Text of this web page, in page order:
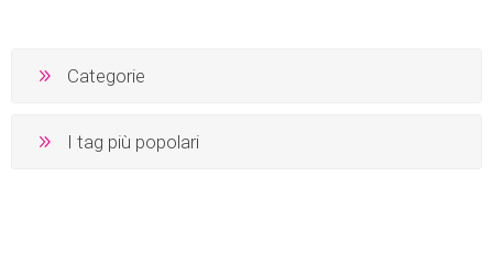
Categorie
I tag più popolari